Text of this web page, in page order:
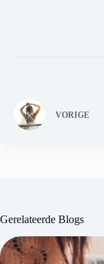
VORIGE
Gerelateerde Blogs